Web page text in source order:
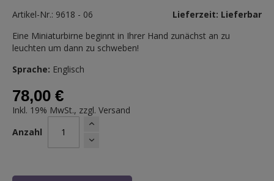
Artikel-Nr.: 9618 - 06
Lieferzeit: Lieferbar
Eine Miniaturbirne beginnt in Ihrer Hand zunächst an zu
leuchten um dann zu schweben!
Sprache: Englisch
78,00 €
Inkl. 19% MwSt., zzgl. Versand
Anzahl